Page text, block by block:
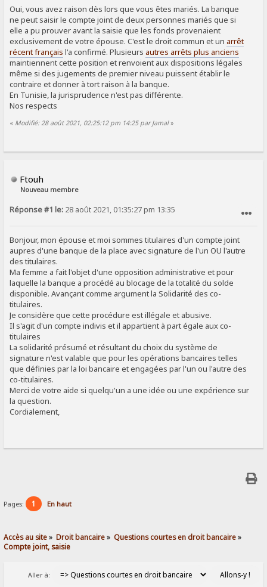
Oui, vous avez raison dès lors que vous êtes mariés. La banque
ne peut saisir le compte joint de deux personnes mariés que si
elle a pu prouver avant la saisie que les fonds provenaient
exclusivement de votre épouse. C'est le droit commun et un arrêt
récent français l'a confirmé. Plusieurs autres arrêts plus anciens
maintiennent cette position et renvoient aux dispositions légales
même si des jugements de premier niveau puissent établir le
contraire et donner à tort raison à la banque.
En Tunisie, la jurisprudence n'est pas différente.
Nos respects
« Modifié: 28 août 2021, 02:25:12 pm 14:25 par Jamal»
Ftouh
Nouveau membre
Réponse #1 le: 28 août 2021, 01:35:27 pm 13:35
Bonjour, mon épouse et moi sommes titulaires d'un compte joint
aupres d'une banque de la place avec signature de l'un OU l'autre
des titulaires.
Ma femme a fait l'objet d'une opposition administrative et pour
laquelle la banque a procédé au blocage de la totalité du solde
disponible. Avançant comme argument la Solidarité des co-
titulaires.
Je considère que cette procédure est illégale et abusive.
Il s'agit d'un compte indivis et il appartient à part égale aux co-
titulaires
La solidarité présumé et résultant du choix du système de
signature n'est valable que pour les opérations bancaires telles
que définies par la loi bancaire et engagées par l'un ou l'autre des
co-titulaires.
Merci de votre aide si quelqu'un a une idée ou une expérience sur
la question.
Cordialement,
Pages: 1 En haut
Accès au site» Droit bancaire» Questions courtes en droit bancaire»
Compte joint, saisie
Aller à: